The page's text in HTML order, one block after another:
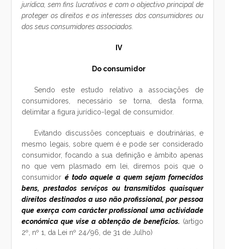
jurídica, sem fins lucrativos e com o objectivo principal de
proteger os direitos e os interesses dos consumidores ou
dos seus consumidores associados.
IV
Do consumidor
Sendo este estudo relativo a associações de
consumidores, necessário se torna, desta forma,
delimitar a figura jurídico-legal de consumidor.
Evitando discussões conceptuais e doutrinárias, e
mesmo legais, sobre quem é e pode ser considerado
consumidor, focando a sua definição e âmbito apenas
no que vem plasmado em lei, diremos pois que o
consumidoré todo aquele a quem sejam fornecidos
bens, prestados serviços ou transmitidos quaisquer
direitos destinados a uso não profissional, por pessoa
que exerça com carácter profissional uma actividade
económica que vise a obtenção de benefícios. (artigo
2º, nº 1, da Lei nº 24/96, de 31 de Julho)